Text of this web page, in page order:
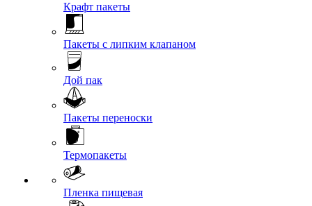
Крафт пакеты
Пакеты с липким клапаном
Дой пак
Пакеты переноски
Термопакеты
Пленка пищевая